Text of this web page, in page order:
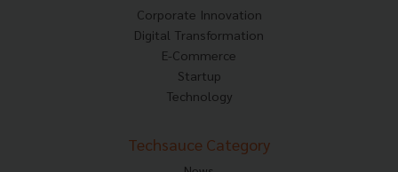
Corporate Innovation
Digital Transformation
E-Commerce
Startup
Technology
Techsauce Category